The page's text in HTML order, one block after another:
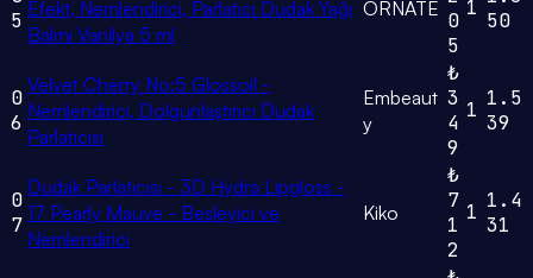
5 Efekt, Nemlendirici, Parlatıcı Dudak Yağı
Balmı Vanilya 5 ml
ORNATE 0
5
1
50
0
6
Velvet Cherry No:5 Glossoil -
Nemlendirici, Dolgunlaştırıcı Dudak
Parlatıcısı
Embeaut
y
₺
3
4
9
1 1.5
39
0
7
Dudak Parlatıcısı - 3D Hydra Lipgloss -
17 Pearly Mauve - Besleyici ve
Nemlendirici
Kiko
₺
7
1
2
1 1.4
31